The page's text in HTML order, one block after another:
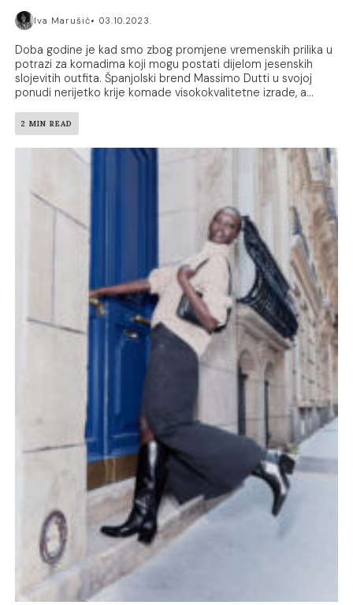
Iva Marušić 03.10.2023.
Doba godine je kad smo zbog promjene vremenskih prilika u
potrazi za komadima koji mogu postati dijelom jesenskih
slojevitih outfita. Španjolski brend Massimo Dutti u svojoj
ponudi nerijetko krije komade visokokvalitetne izrade, a...
2 MIN READ